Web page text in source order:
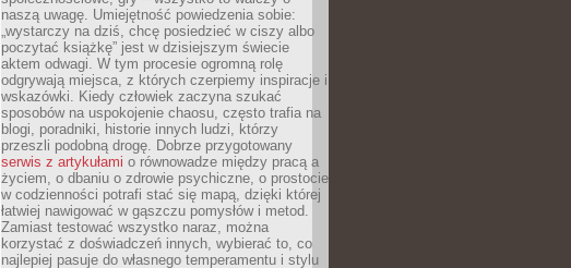
naszą uwagę. Umiejętność powiedzenia sobie:
„wystarczy na dziś, chcę posiedzieć w ciszy albo
poczytać książkę” jest w dzisiejszym świecie
aktem odwagi. W tym procesie ogromną rolę
odgrywają miejsca, z których czerpiemy inspiracje i
wskazówki. Kiedy człowiek zaczyna szukać
sposobów na uspokojenie chaosu, często trafia na
blogi, poradniki, historie innych ludzi, którzy
przeszli podobną drogę. Dobrze przygotowany
serwis z artykułami o równowadze między pracą a
życiem, o dbaniu o zdrowie psychiczne, o prostocie
w codzienności potrafi stać się mapą, dzięki której
łatwiej nawigować w gąszczu pomysłów i metod.
Zamiast testować wszystko naraz, można
korzystać z doświadczeń innych, wybierać to, co
najlepiej pasuje do własnego temperamentu i stylu